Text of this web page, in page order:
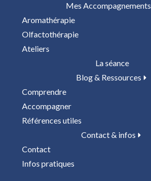
Mes Accompagnements
Aromathérapie
Olfactothérapie
Ateliers
La séance
Blog & Ressources
Comprendre
Accompagner
Références utiles
Contact & infos
Contact
Infos pratiques